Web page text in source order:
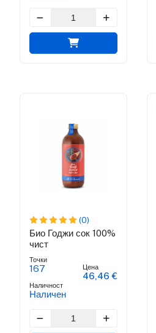
(0)
Био Годжи сок 100%
чист
Точки
167
Наличност
Наличен
Цена
46,46 €